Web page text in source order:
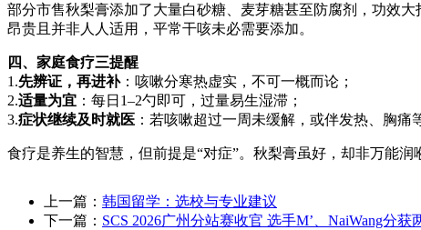
部分市售秋梨膏添加了大量白砂糖、麦芽糖甚至防腐剂，功效
昂贵且并非人人适用，平常干咳未必需要添加。
四、家庭食疗三提醒
1.先辨证，再进补：咳嗽分寒热虚实，不可一概而论；
2.适量为宜 ：每日1–2勺即可，过量易生湿滞；
3.症状继续及时就医 ：若咳嗽超过一周未缓解，或伴发热、胸痛
食疗是养生的智慧，但前提是“对症”。秋梨膏虽好，却非万能
上一篇： 韩国留学：选校与专业建议
下一篇： SCS 2026广州分站赛收官 选手M’、NaiWang分